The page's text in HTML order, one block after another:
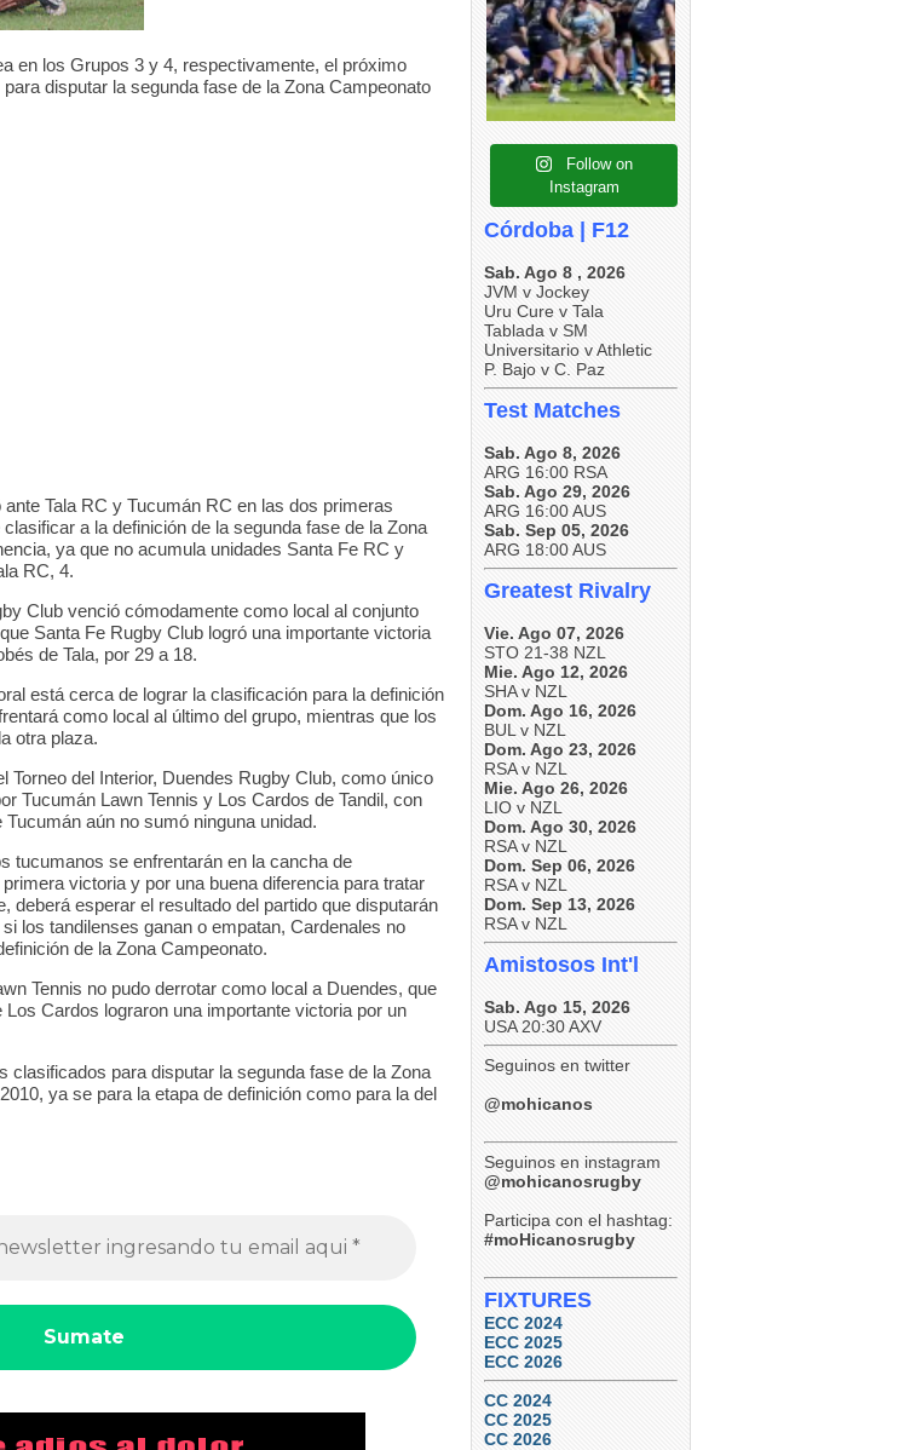
en los Grupos 3 y 4, respectivamente, el próximo
disputar la segunda fase de la Zona Campeonato
Tala RC y Tucumán RC en las dos primeras
a la definición de la segunda fase de la Zona
ya que no acumula unidades Santa Fe RC y
RC, 4.
Club venció cómodamente como local al conjunto
Santa Fe Rugby Club logró una importante victoria
de Tala, por 29 a 18.
está cerca de lograr la clasificación para la definición
como local al último del grupo, mientras que los
otra plaza.
Torneo del Interior, Duendes Rugby Club, como único
Tucumán Lawn Tennis y Los Cardos de Tandil, con
aún no sumó ninguna unidad.
tucumanos se enfrentarán en la cancha de
victoria y por una buena diferencia para tratar
deberá esperar el resultado del partido que disputarán
los tandilenses ganan o empatan, Cardenales no
de la Zona Campeonato.
Tennis no pudo derrotar como local a Duendes, que
Cardos lograron una importante victoria por un
clasificados para disputar la segunda fase de la Zona
ya se para la etapa de definición como para la del
0
5 0
Follow on
Instagram
Córdoba | F12
Sab. Ago 8 , 2026
JVM v Jockey
Uru Cure v Tala
Tablada v SM
Universitario v Athletic
P. Bajo v C. Paz
Test Matches
Sab. Ago 8, 2026
ARG 16:00 RSA
Sab. Ago 29, 2026
ARG 16:00 AUS
Sab. Sep 05, 2026
ARG 18:00 AUS
Greatest Rivalry
Vie. Ago 07, 2026
STO 21-38 NZL
Mie. Ago 12, 2026
SHA v NZL
Dom. Ago 16, 2026
BUL v NZL
Dom. Ago 23, 2026
RSA v NZL
Mie. Ago 26, 2026
LIO v NZL
Dom. Ago 30, 2026
RSA v NZL
Dom. Sep 06, 2026
RSA v NZL
Dom. Sep 13, 2026
RSA v NZL
Amistosos Int'l
Sab. Ago 15, 2026
USA 20:30 AXV
Seguinos en twitter
@mohicanos
Seguinos en instagram
@mohicanosrugby
Participa con el hashtag:
#moHicanosrugby
FIXTURES
ECC 2024
ECC 2025
ECC 2026
CC 2024
CC 2025
CC 2026